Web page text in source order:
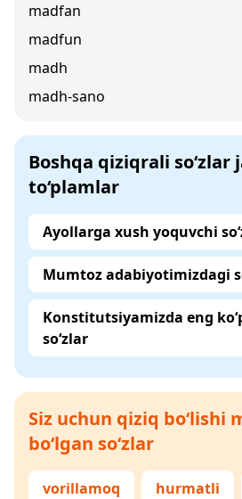
madfan
madfun
madh
madh-sano
Boshqa qiziqrali so‘zlar
to‘plamlar
Ayollarga xush yoquvchi
Mumtoz adabiyotimizdagi
Konstitutsiyamizda eng
so‘zlar
Siz uchun qiziq bo‘lishi
bo‘lgan so‘zlar
vorillamoq hurmatli